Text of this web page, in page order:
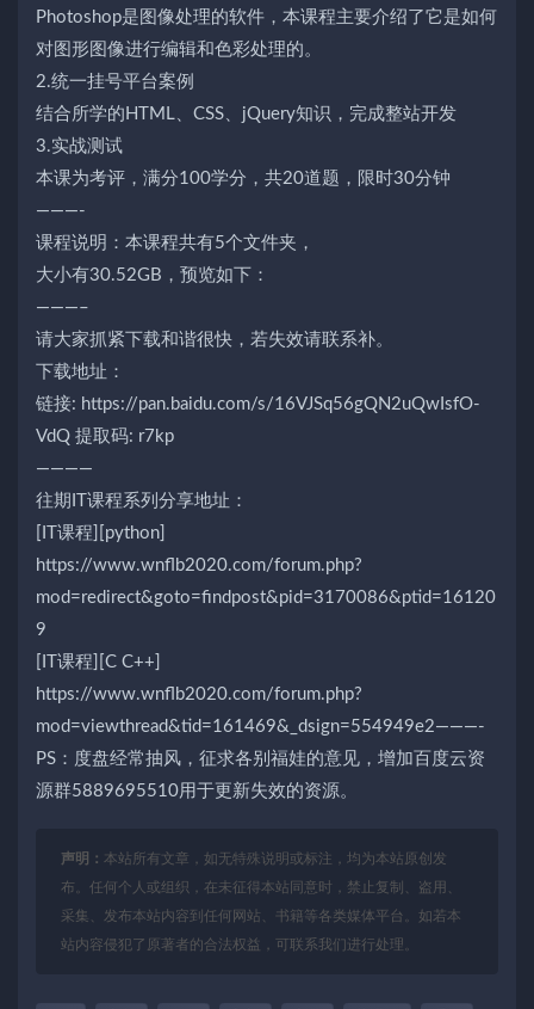
Photoshop是图像处理的软件，本课程主要介绍了它是如何
对图形图像进行编辑和色彩处理的。
2.统一挂号平台案例
结合所学的HTML、CSS、jQuery知识，完成整站开发
3.实战测试
本课为考评，满分100学分，共20道题，限时30分钟
———-
课程说明：本课程共有5个文件夹，
大小有30.52GB，预览如下：
———–
请大家抓紧下载和谐很快，若失效请联系补。
下载地址：
链接: https://pan.baidu.com/s/16VJSq56gQN2uQwIsfO-
VdQ 提取码: r7kp
————
往期IT课程系列分享地址：
[IT课程][python]
https://www.wnflb2020.com/forum.php?
mod=redirect&goto=findpost&pid=3170086&ptid=16120
9
[IT课程][C C++]
https://www.wnflb2020.com/forum.php?
mod=viewthread&tid=161469&_dsign=554949e2———-
PS：度盘经常抽风，征求各别福娃的意见，增加百度云资
源群5889695510用于更新失效的资源。
声明： 本站所有文章，如无特殊说明或标注，均为本站原创发
布。任何个人或组织，在未征得本站同意时，禁止复制、盗用、
采集、发布本站内容到任何网站、书籍等各类媒体平台。如若本
站内容侵犯了原著者的合法权益，可联系我们进行处理。